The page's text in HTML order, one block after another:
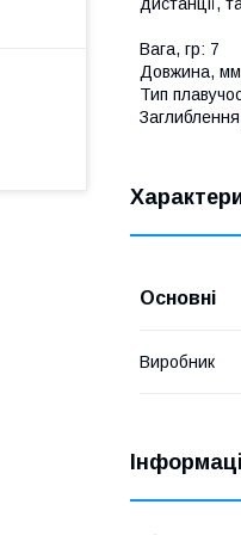
Вага, гр: 7
Довжина,
Тип
Основні
Виробник